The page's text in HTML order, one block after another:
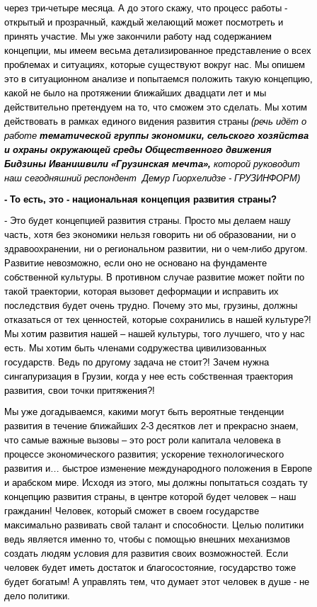
через три-четыре месяца. А до этого скажу, что процесс работы -
открытый и прозрачный, каждый желающий может посмотреть и
принять участие. Мы уже закончили работу над содержанием
концепции, мы имеем весьма детализированное представление о всех
проблемах и ситуациях, которые существуют вокруг нас. Мы опишем
это в ситуационном анализе и попытаемся положить такую концепцию,
какой не было на протяжении ближайших двадцати лет и мы
действительно претендуем на то, что сможем это сделать. Мы хотим
действовать в рамках единого видения развития страны (речь идёт о
работе тематической группы экономики, сельского хозяйства
и охраны окружающей среды Общественного движения
Бидзины Иванишвили «Грузинская мечта», которой руководит
наш сегодняшний респондент Демур Гиорхелидзе - ГРУЗИНФОРМ)
- То есть, это - национальная концепция развития страны?
- Это будет концепцией развития страны. Просто мы делаем нашу
часть, хотя без экономики нельзя говорить ни об образовании, ни о
здравоохранении, ни о региональном развитии, ни о чем-либо другом.
Развитие невозможно, если оно не основано на фундаменте
собственной культуры. В противном случае развитие может пойти по
такой траектории, которая вызовет деформации и исправить их
последствия будет очень трудно. Почему это мы, грузины, должны
отказаться от тех ценностей, которые сохранились в нашей культуре?!
Мы хотим развития нашей – нашей культуры, того лучшего, что у нас
есть. Мы хотим быть членами содружества цивилизованных
государств. Ведь по другому задача не стоит?! Зачем нужна
сингапуризация в Грузии, когда у нее есть собственная траектория
развития, свои точки притяжения?!
Мы уже догадываемся, какими могут быть вероятные тенденции
развития в течение ближайших 2-3 десятков лет и прекрасно знаем,
что самые важные вызовы – это рост роли капитала человека в
процессе экономического развития; ускорение технологического
развития и… быстрое изменение международного положения в Европе
и арабском мире. Исходя из этого, мы должны попытаться создать ту
концепцию развития страны, в центре которой будет человек – наш
гражданин! Человек, который сможет в своем государстве
максимально развивать свой талант и способности. Целью политики
ведь является именно то, чтобы с помощью внешних механизмов
создать людям условия для развития своих возможностей. Если
человек будет иметь достаток и благосостояние, государство тоже
будет богатым! А управлять тем, что думает этот человек в душе - не
дело политики.